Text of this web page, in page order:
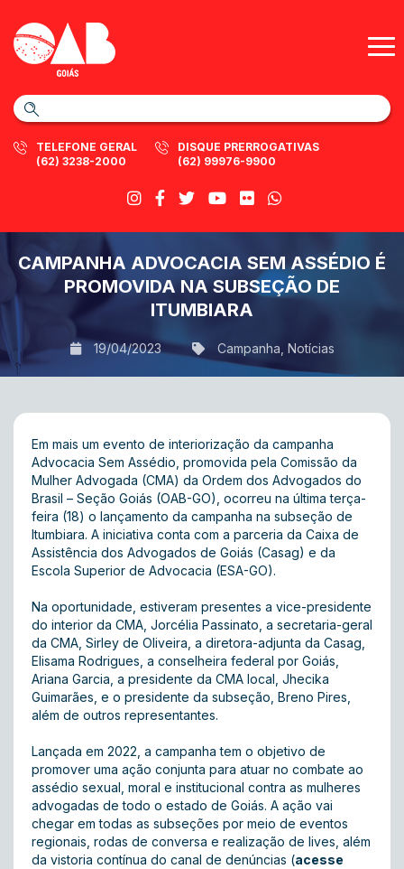
TELEFONE GERAL
(62) 3238-2000
DISQUE PRERROGATIVAS
(62) 99976-9900
CAMPANHA ADVOCACIA SEM ASSÉDIO É
PROMOVIDA NA SUBSEÇÃO DE
ITUMBIARA
19/04/2023 Campanha Notícias
Em mais um evento de interiorização da campanha
Advocacia Sem Assédio, promovida pela Comissão da
Mulher Advogada (CMA) da Ordem dos Advogados do
Brasil – Seção Goiás (OAB-GO), ocorreu na última terça-
feira (18) o lançamento da campanha na subseção de
Itumbiara. A iniciativa conta com a parceria da Caixa de
Assistência dos Advogados de Goiás (Casag) e da
Escola Superior de Advocacia (ESA-GO).
Na oportunidade, estiveram presentes a vice-presidente
do interior da CMA, Jorcélia Passinato, a secretaria-geral
da CMA, Sirley de Oliveira, a diretora-adjunta da Casag,
Elisama Rodrigues, a conselheira federal por Goiás,
Ariana Garcia, a presidente da CMA local, Jhecika
Guimarães, e o presidente da subseção, Breno Pires,
além de outros representantes.
Lançada em 2022, a campanha tem o objetivo de
promover uma ação conjunta para atuar no combate ao
assédio sexual, moral e institucional contra as mulheres
advogadas de todo o estado de Goiás. A ação vai
chegar em todas as subseções por meio de eventos
regionais, rodas de conversa e realização de lives, além
da vistoria contínua do canal de denúncias (acesse